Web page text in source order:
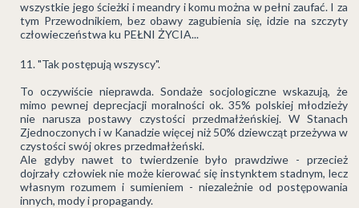
wszystkie jego ścieżki i meandry i komu można w pełni zaufać. I za
tym Przewodnikiem, bez obawy zagubienia się, idzie na szczyty
człowieczeństwa ku PEŁNI ŻYCIA...
"Tak postępują wszyscy".
To oczywiście nieprawda. Sondaże socjologiczne wskazują, że
mimo pewnej deprecjacji moralności ok. 35% polskiej młodzieży
nie narusza postawy czystości przedmałżeńskiej. W Stanach
Zjednoczonych i w Kanadzie więcej niż 50% dziewcząt przeżywa w
czystości swój okres przedmałżeński.
Ale gdyby nawet to twierdzenie było prawdziwe - przecież
dojrzały człowiek nie może kierować się instynktem stadnym, lecz
własnym rozumem i sumieniem - niezależnie od postępowania
innych, mody i propagandy.